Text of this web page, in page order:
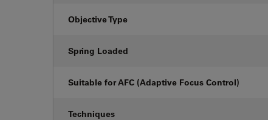
Objective Type
Spring Loaded
Suitable for AFC (Adaptive Focus Control)
Techniques